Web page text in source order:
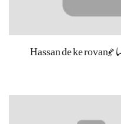
ہسن دے کے رووَن لیوئی، تینوں دِتّاکِس دلاسا ھُوHassan de ke rovan